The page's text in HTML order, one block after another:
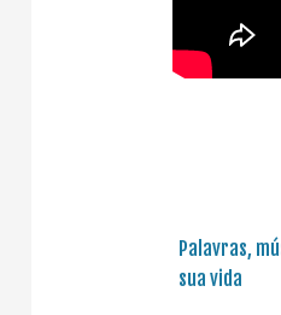
Palavras,
sua vida